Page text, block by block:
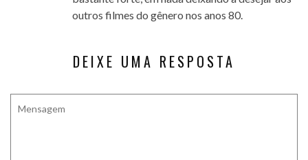
outros filmes do gênero nos anos 80.
DEIXE UMA RESPOSTA